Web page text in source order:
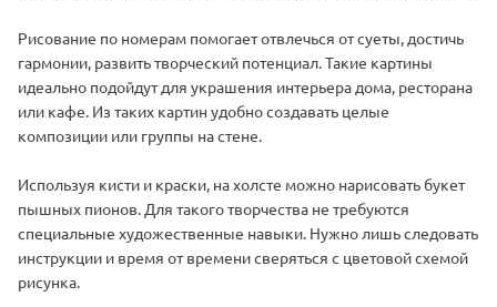
Рисование по номерам помогает отвлечься от суеты, достичь
гармонии, развить творческий потенциал. Такие картины
идеально подойдут для украшения интерьера дома, ресторана
или кафе. Из таких картин удобно создавать целые
композиции или группы на стене.
Используя кисти и краски, на холсте можно нарисовать букет
пышных пионов. Для такого творчества не требуются
специальные художественные навыки. Нужно лишь следовать
инструкции и время от времени сверяться с цветовой схемой
рисунка.